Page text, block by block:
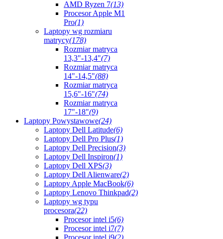
AMD Ryzen 7(13)
Procesor Apple M1
Pro(1)
Laptopy wg rozmiaru
matrycy(178)
Rozmiar matryca
13,3"-13,4"(7)
Rozmiar matryca
14"-14,5"(88)
Rozmiar matryca
15,6"-16"(74)
Rozmiar matryca
17"-18"(9)
Laptopy Powystawowe(24)
Laptopy Dell Latitude(6)
Laptopy Dell Pro Plus(1)
Laptopy Dell Precision(3)
Laptopy Dell Inspiron(1)
Laptopy Dell XPS(3)
Laptopy Dell Alienware(2)
Laptopy Apple MacBook(6)
Laptopy Lenovo Thinkpad(2)
Laptopy wg typu
procesora(22)
Procesor intel i5(6)
Procesor intel i7(7)
Procesor intel i9(2)